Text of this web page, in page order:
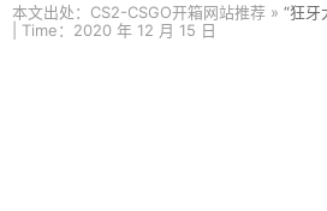
本文出处：CS2-CSGO开箱网站推荐 » “狂牙
| Time：2020 年 12 月 15 日